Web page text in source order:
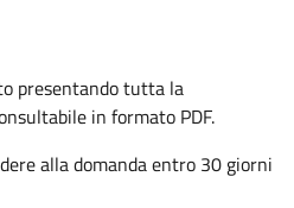
presentando tutta la
in formato PDF.
alla domanda entro 30 giorni